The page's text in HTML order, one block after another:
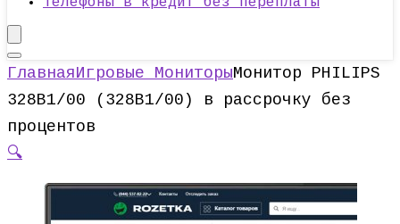
ГлавнаяИгровые МониторыМонитор PHILIPS
328B1/00 (328B1/00) в рассрочку без
процентов
🔍